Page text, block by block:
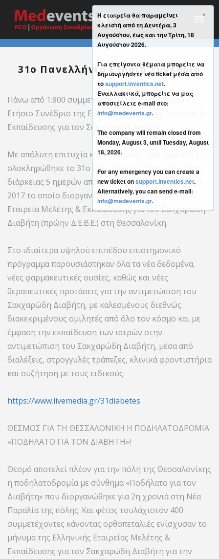
31ο Πανελλήνιο Ετήσιο Συνέδριο
Πάνω από 1.800 συμμετοχές στο 31ο Πανελλήνιο
Ετήσιο Συνέδριο της Ελληνικής Εταιρείας Μελέτης &
Εκπαίδευσης για τον Σακχαρώδη Διαβήτη
Με απόλυτη επιτυχία και πάνω από 1.800 συμμετοχές
ολοκληρώθηκε το 31ο Πανελλήνιο Ετήσιο Συνέδριο
διάρκειας 5 ημερών από τις 8 έως τις 12 Νοεμβρίου
2017 το οποίο διοργανώθηκε από την Ελληνική
Εταιρεία Μελέτης & Εκπαίδευσης για τον Σακχαρώδη
Διαβήτη (πρώην Δ.Ε.Β.Ε.) στη Θεσσαλονίκη.
Στο ιδιαίτερα υψηλού επιπέδου επιστημονικό
πρόγραμμα παρουσιάστηκαν όλα τα νέα δεδομένα,
νέες φαρμακευτικές ουσίες, καθώς και νέες
θεραπευτικές προτάσεις για την αντιμετώπιση του
Σακχαρώδη Διαβήτη, με καλεσμένους διεθνώς
διακεκριμένους ομιλητές από όλο τον κόσμο και με
έμφαση την εκπαίδευση των ιατρών στην
αντιμετώπιση του Σακχαρώδη Διαβήτη, μέσα από
διαλέξεις, στρογγυλές τράπεζες, κλινικά φροντιστήρια
και συζήτηση με τους ειδικούς.
https://www.livemedia.gr/31diabetes
ΘΕΣΜΟΣ ΓΙΑ ΤΗ ΘΕΣΣΑΛΟΝΙΚΗ Η ΠΟΔΗΛΑΤΟΔΡΟΜΙΑ
«ΠΟΔΗΛΑΤΟ ΓΙΑ ΤΟΝ ΔΙΑΒΗΤΗ»!
Θεσμό αποτελεί πλέον για την πόλη της Θεσσαλονίκης
η ποδηλατοδρομία με σύνθημα «Ποδήλατο για τον
Διαβήτη» που διοργανώθηκε για 2η χρονιά στη Νέα
Παραλία της πόλης. Και φέτος τουλάχιστον 400
συμμετέχοντες κάνοντας ορθοπεταλιές ενίσχυσαν το
μήνυμα της Ελληνικής Εταιρείας Μελέτης &
Εκπαίδευσης για τον Σακχαρώδη Διαβήτη για την
×
Η εταιρεία θα παραμείνει
κλειστή από τη Δευτέρα, 3
Αυγούστου, έως και την Τρίτη, 18
Αυγούστου 2026.
Για επείγοντα θέματα μπορείτε να
δημιουργήσετε νέο ticket μέσα από
τοsupport.inventics.net.
Εναλλακτικά, μπορείτε να μας
αποστείλετε e-mail στο:
info@medevents.gr.
The company will remain closed from
Monday, August 3, until Tuesday, August
18, 2026.
For any emergency you can create a
new ticket onsupport.inventics.net.
Alternatively, you can send e-mail:
info@medevents.gr.